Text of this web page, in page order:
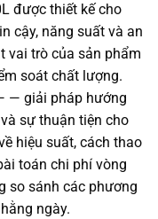
được thiết kế cho
cậy, năng suất và an
vai trò của sản phẩm
soát chất lượng.
— giải pháp hướng
sự thuận tiện cho
hiệu suất, cách thao
toán chi phí vòng
so sánh các phương
ngày.